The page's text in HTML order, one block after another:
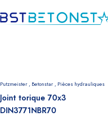
Putzmeister , Betonstar , Pièces hydrauliques
Joint torique 70x3
DIN3771NBR70